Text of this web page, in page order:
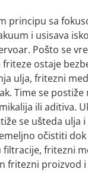
principu sa
i usisava
Pošto se
ostaje
ulja, fritezni
Time se
ili aditiva.
se ušteda ulja i
očistiti dok
fritezni
fritezni proizvod